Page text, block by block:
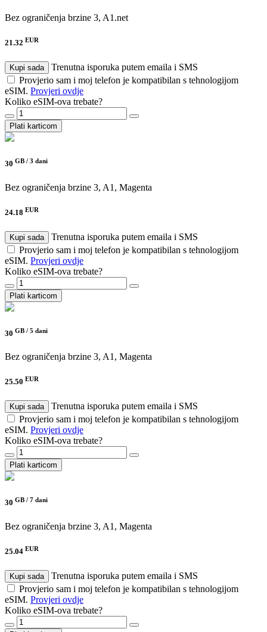
Bez ograničenja brzine 3, A1.net
21.32 EUR
Kupi sada
Trenutna isporuka putem emaila i SMS
Provjerio sam i moj telefon je kompatibilan s tehnologijom
eSIM. Provjeri ovdje
Koliko eSIM-ova trebate?
Plati karticom
30 GB / 3 dani
Bez ograničenja brzine 3, A1, Magenta
24.18 EUR
Kupi sada
Trenutna isporuka putem emaila i SMS
Provjerio sam i moj telefon je kompatibilan s tehnologijom
eSIM. Provjeri ovdje
Koliko eSIM-ova trebate?
Plati karticom
30 GB / 5 dani
Bez ograničenja brzine 3, A1, Magenta
25.50 EUR
Kupi sada
Trenutna isporuka putem emaila i SMS
Provjerio sam i moj telefon je kompatibilan s tehnologijom
eSIM. Provjeri ovdje
Koliko eSIM-ova trebate?
Plati karticom
30 GB / 7 dani
Bez ograničenja brzine 3, A1, Magenta
25.04 EUR
Kupi sada
Trenutna isporuka putem emaila i SMS
Provjerio sam i moj telefon je kompatibilan s tehnologijom
eSIM. Provjeri ovdje
Koliko eSIM-ova trebate?